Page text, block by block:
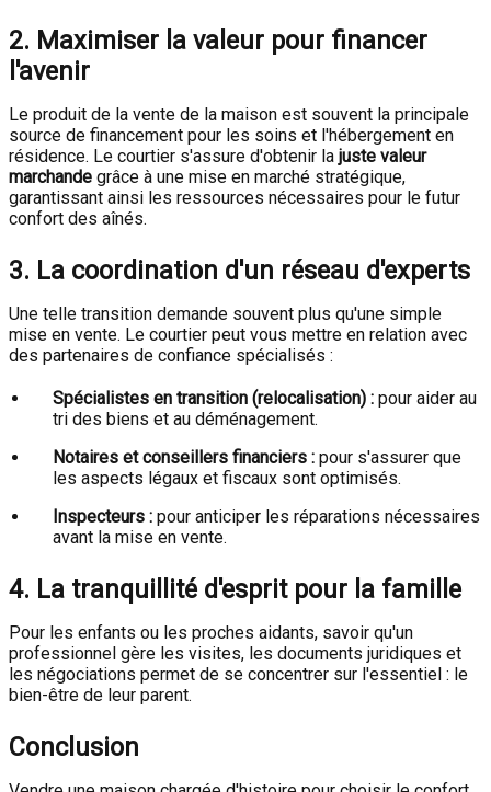
2. Maximiser la valeur pour financer
l'avenir
Le produit de la vente de la maison est souvent la principale
source de financement pour les soins et l'hébergement en
résidence. Le courtier s'assure d'obtenir la juste valeur
marchande grâce à une mise en marché stratégique,
garantissant ainsi les ressources nécessaires pour le futur
confort des aînés.
3. La coordination d'un réseau d'experts
Une telle transition demande souvent plus qu'une simple
mise en vente. Le courtier peut vous mettre en relation avec
des partenaires de confiance spécialisés :
Spécialistes en transition (relocalisation) : pour aider au
tri des biens et au déménagement.
Notaires et conseillers financiers : pour s'assurer que
les aspects légaux et fiscaux sont optimisés.
Inspecteurs : pour anticiper les réparations nécessaires
avant la mise en vente.
4. La tranquillité d'esprit pour la famille
Pour les enfants ou les proches aidants, savoir qu'un
professionnel gère les visites, les documents juridiques et
les négociations permet de se concentrer sur l'essentiel : le
bien-être de leur parent.
Conclusion